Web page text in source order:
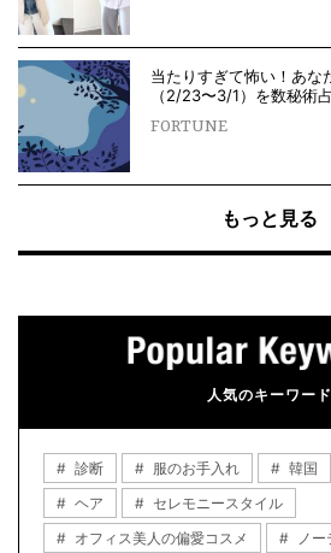
当たりすぎて怖い！あな
（2/23〜3/1）を数秘術
FORTUNE
もっと見る
人気のキーワード
診断 服のお手入れ 韓国
ヘア
セレモニースタイル
オフィス美人の偏愛コスメ
ノ